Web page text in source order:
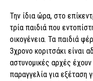
Την ίδια ώρα, στο
τρία παιδιά που
οικογένεια. Τα παιδιά
3χρονο κοριτσάκι είναι
αστυνομικές αρχές
παραγγελία για εξέταση